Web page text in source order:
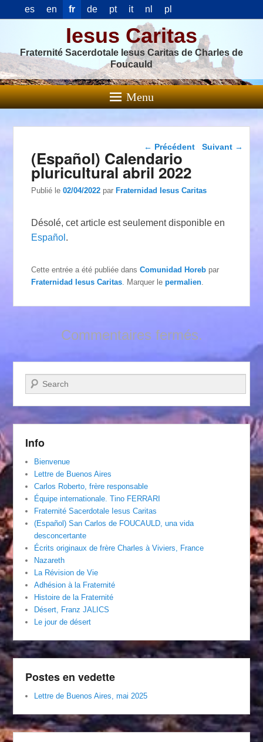
es en fr de pt it nl pl
Iesus Caritas
Fraternité Sacerdotale Iesus Caritas de Charles de
Foucauld
Menu
Navigation dans les
← Précédent Suivant →
(Español) Calendario
pluricultural abril 2022
Publié le02/04/2022 parFraternidad Iesus Caritas
Désolé, cet article est seulement disponible en
Español .
Cette entrée a été publiée dansComunidad Horeb par
Fraternidad Iesus Caritas . Marquer lepermalien
Commentaires fermés.
Recherche
Info
Bienvenue
Lettre de Buenos Aires
Carlos Roberto, frère responsable
Équipe internationale. Tino FERRARI
Fraternité Sacerdotale Iesus Caritas
(Español) San Carlos de FOUCAULD, una vida
desconcertante
Écrits originaux de frère Charles à Viviers, France
Nazareth
La Révision de Vie
Adhésion à la Fraternité
Histoire de la Fraternité
Désert, Franz JALICS
Le jour de désert
Postes en vedette
Lettre de Buenos Aires, mai 2025